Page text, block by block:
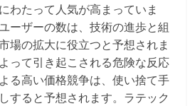
わたって人気が高まっていま
ーザーの数は、技術の進歩と組
場の拡大に役立つと予想されま
って引き起こされる危険な反応
る高い価格競争は、使い捨て手
すると予想されます。ラテック